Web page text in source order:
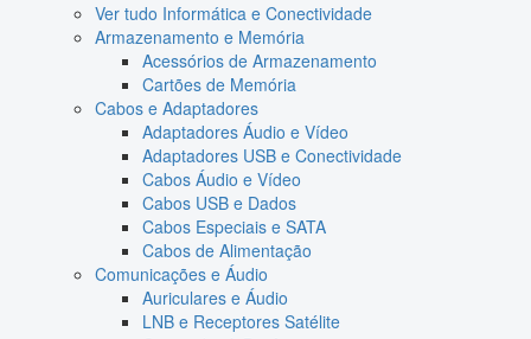
Ver tudo Informática e Conectividade
Armazenamento e Memória
Acessórios de Armazenamento
Cartões de Memória
Cabos e Adaptadores
Adaptadores Áudio e Vídeo
Adaptadores USB e Conectividade
Cabos Áudio e Vídeo
Cabos USB e Dados
Cabos Especiais e SATA
Cabos de Alimentação
Comunicações e Áudio
Auriculares e Áudio
LNB e Receptores Satélite